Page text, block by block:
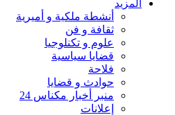
المزيد
أنشطة ملكية و أميرية
ثقافة و فن
علوم و تكنلوجيا
قضايا سياسية
فلاحة
حوادث و قضايا
منبر أخبار مكناس 24
إعلانات